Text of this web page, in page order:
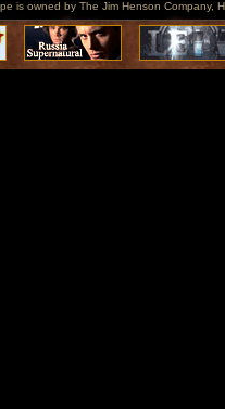
is owned by The Jim Henson Company,